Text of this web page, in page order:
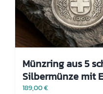
Münzring aus 5
Silbermünze mit
189,00€